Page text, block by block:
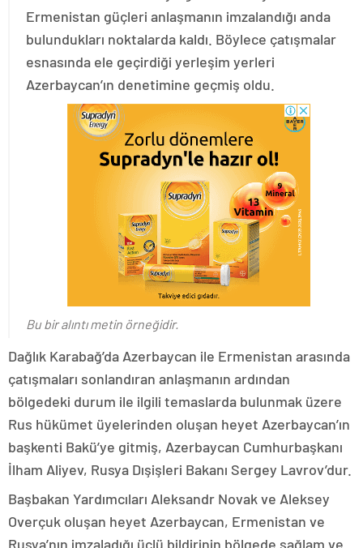
Ermenistan güçleri anlaşmanın imzalandığı anda
bulundukları noktalarda kaldı. Böylece çatışmalar
esnasında ele geçirdiği yerleşim yerleri
Azerbaycan’ın denetimine geçmiş oldu.
Bu bir alıntı metin örneğidir.
Dağlık Karabağ’da Azerbaycan ile Ermenistan arasında
çatışmaları sonlandıran anlaşmanın ardından
bölgedeki durum ile ilgili temaslarda bulunmak üzere
Rus hükümet üyelerinden oluşan heyet Azerbaycan’ın
başkenti Bakü’ye gitmiş, Azerbaycan Cumhurbaşkanı
İlham Aliyev, Rusya Dışişleri Bakanı Sergey Lavrov’dur.
Başbakan Yardımcıları Aleksandr Novak ve Aleksey
Overçuk oluşan heyet Azerbaycan, Ermenistan ve
Rusya’nın imzaladığı üçlü bildirinin bölgede sağlam ve